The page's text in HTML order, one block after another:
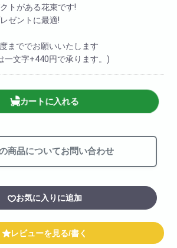
トがある花束です!
ゼントに最適!
まででお願いいたします
一文字+440円で承ります。)
カートに入れる
商品についてお問い合わせ
お気に入りに追加
レビューを見る/書く